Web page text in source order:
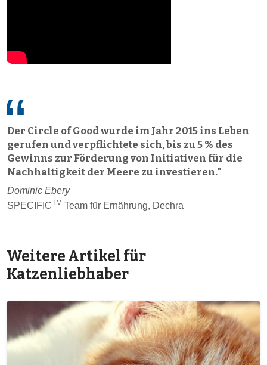
Der Circle of Good wurde im Jahr 2015 ins Leben
gerufen und verpflichtete sich, bis zu 5 % des
Gewinns zur Förderung von Initiativen für die
Nachhaltigkeit der Meere zu investieren."
Dominic Ebery
SPECIFICTM Team für Ernährung, Dechra
Weitere Artikel für
Katzenliebhaber